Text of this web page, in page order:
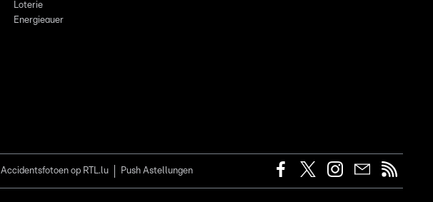
Loterie
Energieauer
Accidentsfotoen op RTL.lu Push Astellungen